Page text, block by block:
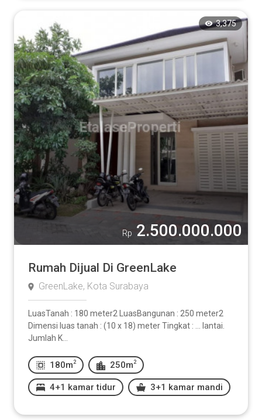
3,375
Rp 2.500.000.000
Rumah Dijual Di GreenLake
GreenLake, Kota Surabaya
LuasTanah : 180 meter2 LuasBangunan : 250 meter2
Dimensi luas tanah : (10 x 18) meter Tingkat : ... lantai.
Jumlah K...
180m 2 250m 2
4+1 kamar tidur 3+1 kamar mandi